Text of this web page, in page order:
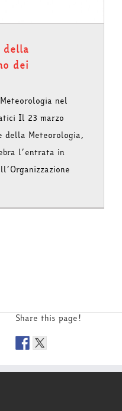
della
dei
nel
Il 23 marzo
della Meteorologia,
l’entrata in
Share this page!